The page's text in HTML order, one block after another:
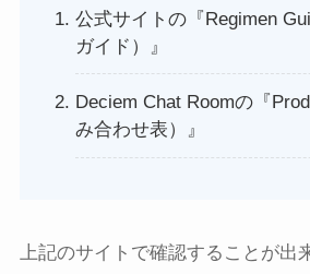
公式サイトの『Regimen
ガイド）』
Deciem Chat Roomの『
み合わせ表）』
上記のサイトで確認することが出